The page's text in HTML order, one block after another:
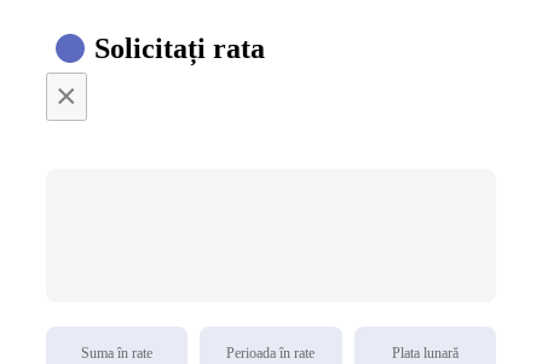
Solicitați rata
×
Suma în rate Perioada în rate Plata lunară